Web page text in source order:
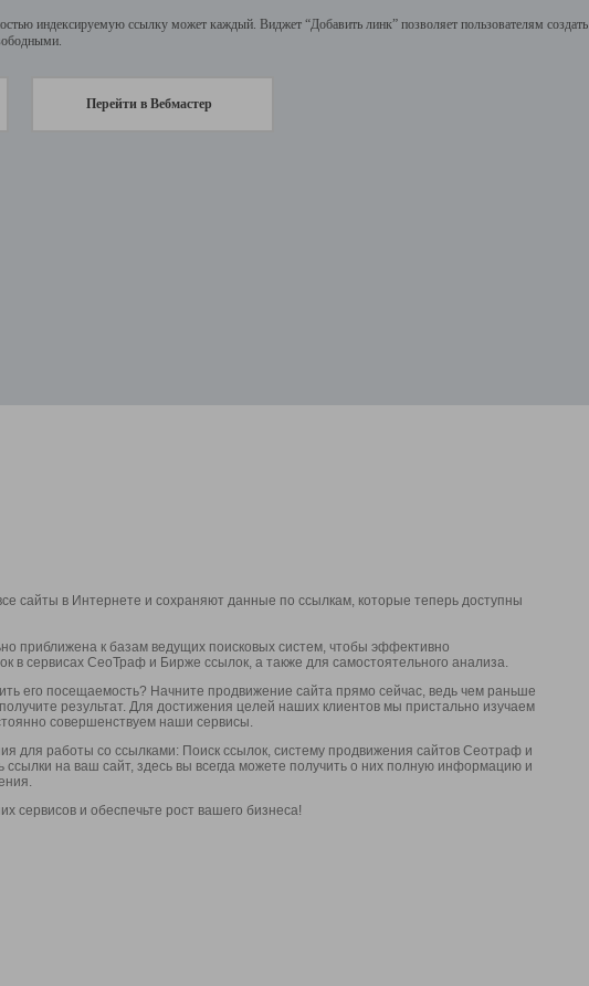
индексируемую ссылку может каждый. Виджет “Добавить линк” позволяет пользователям
Перейти в Вебмастер
сайты в Интернете и сохраняют данные по ссылкам, которые теперь доступны
приближена к базам ведущих поисковых систем, чтобы эффективно
в сервисах СеоТраф и Бирже ссылок, а также для самостоятельного анализа.
его посещаемость? Начните продвижение сайта прямо сейчас, ведь чем раньше
результат. Для достижения целей наших клиентов мы пристально изучаем
совершенствуем наши сервисы.
для работы со ссылками: Поиск ссылок, систему продвижения сайтов Сеотраф и
ссылки на ваш сайт, здесь вы всегда можете получить о них полную информацию и
сервисов и обеспечьте рост вашего бизнеса!